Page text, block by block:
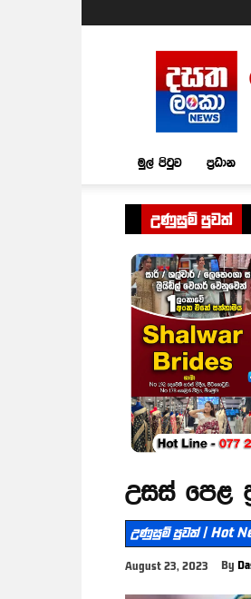
මුල් පිටුව ප්‍රධාන
උණුසුම් පුවත්
උසස් පෙළ
උණුසුම් පුවත් | Hot
August 23, 2023 By